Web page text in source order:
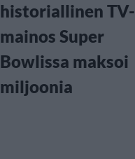
historiallinen TV-
mainos Super
Bowlissa maksoi
miljoonia